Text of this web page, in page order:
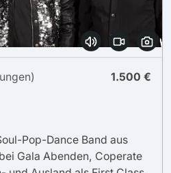
1.500 €
Pop-Dance Band aus
Gala Abenden, Coperate